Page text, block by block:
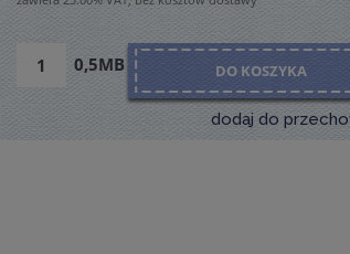
0,5MB DO KOSZYKA
dodaj do